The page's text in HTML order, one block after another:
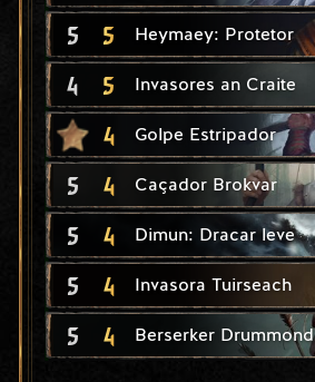
5 5 Heymaey: Protetor
4 5 Invasores an Craite
4 Golpe Estripador
5 4 Caçador Brokvar
5 4 Dimun: Dracar leve
5 4 Invasora Tuirseach
5 4 Berserker Drummond